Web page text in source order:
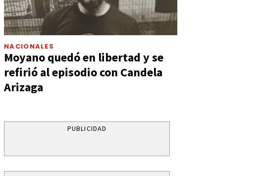
NACIONALES
Moyano quedó en libertad y se
refirió al episodio con Candela
Arizaga
PUBLICIDAD